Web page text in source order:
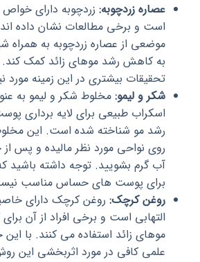
عصاره زردچوبه: زردچوبه دارای
است و برخی مطالعات نشان داده اند
موضعی از عصاره زردچوبه به
به کاهش رشد موهای زائد کمک کند.
تحقیقات بیشتری در این زمینه مورد
شکر و لیمو: مخلوط شکر و لیمو به
اسکراب طبیعی برای لایه برداری
رشد مو شناخته شده است. این
روی نواحی مورد نظر مالیده و پس از
آب گرم بشویید. توجه داشته باشید
برای پوست های حساس مناسب
روغن کرچک: روغن کرچک دارای
التهابی است و برخی افراد از آن
موهای زائد استفاده می کنند. با
علمی کافی در مورد اثربخشی این